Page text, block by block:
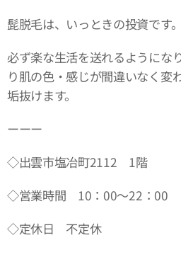
髭脱毛は、いっときの投資です。
必ず楽な生活を送れるようにな
り肌の色・感じが間違いなく変
垢抜けます。
ーーー
◇出雲市塩冶町2112 1階
◇営業時間 10：00～22：00
◇定休日 不定休